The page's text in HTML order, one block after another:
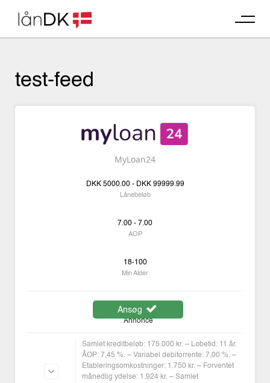
content
test-feed
MyLoan24
DKK5000.00 - DKK99999.99
Lånebeløb
7.00 - 7.00
AOP
18-100
Min Alder
Ansøg
Annonce
Samlet kreditbeløb: 175.000 kr. – Løbetid: 11 år.
ÅOP: 7,45 %. – Variabel debitorrente: 7,00 %. –
Etableringsomkostninger: 1.750 kr. – Forventet
månedlig ydelse: 1.924 kr. – Samlet